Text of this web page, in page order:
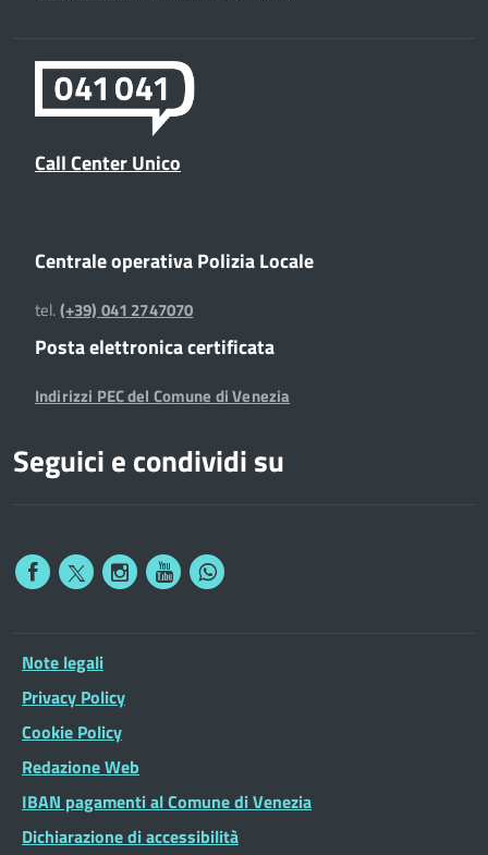
Call Center Unico
Centrale operativa Polizia Locale
tel.(+39) 041 2747070
Posta elettronica certificata
Indirizzi PEC del Comune di Venezia
Seguici e condividi su
Note legali
Privacy Policy
Cookie Policy
Redazione Web
IBAN pagamenti al Comune di Venezia
Dichiarazione di accessibilità